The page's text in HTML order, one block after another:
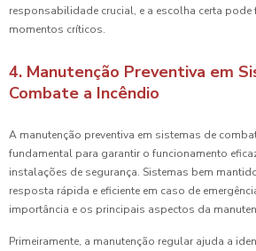
responsabilidade crucial, e a escolha certa pode
momentos críticos.
4. Manutenção Preventiva em
Combate a Incêndio
A manutenção preventiva em sistemas de
fundamental para garantir o funcionamento
instalações de segurança. Sistemas bem
resposta rápida e eficiente em caso de
importância e os principais aspectos da
Primeiramente, a manutenção regular ajuda a